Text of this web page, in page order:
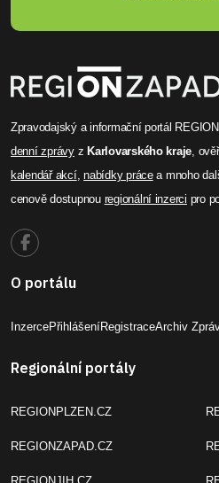
Zpravodajský a informační portál
denní zprávyzKarlovarského kraje ,
kalendář akcí,nabídky prácea mnoho
cenově dostupnou regionální inzerci pro
O portálu
InzercePřihlášeníRegistraceArchiv
Regionální portály
REGIONPLZEN.CZ
REGIONZAPAD.CZ
REGIONJIH.CZ